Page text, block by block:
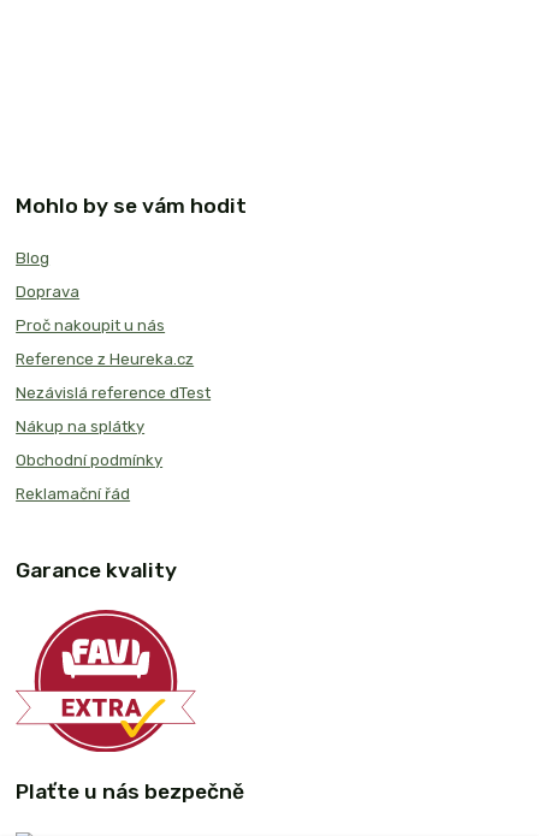
Mohlo by se vám hodit
Blog
Doprava
Proč nakoupit u nás
Reference z Heureka.cz
Nezávislá reference dTest
Nákup na splátky
Obchodní podmínky
Reklamační řád
Garance kvality
Plaťte u nás bezpečně